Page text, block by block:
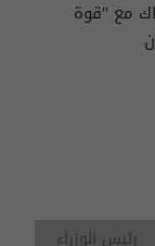
مع "قوة
رئيس الوزراء